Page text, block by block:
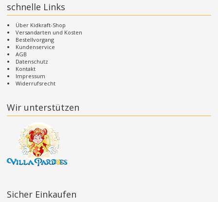
schnelle Links
Über Kidkraft-Shop
Versandarten und Kosten
Bestellvorgang
Kundenservice
AGB
Datenschutz
Kontakt
Impressum
Widerrufsrecht
Wir unterstützen
Sicher Einkaufen